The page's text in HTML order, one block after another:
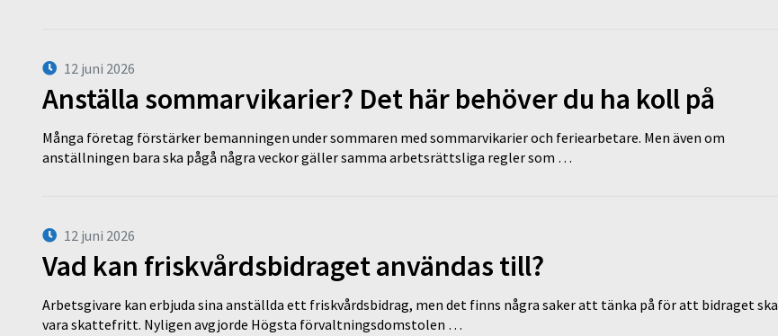
12 juni 2026
Anställa sommarvikarier? Det här behöver du ha koll på
Många företag förstärker bemanningen under sommaren med sommarvikarier och feriearbetare. Men även om
anställningen bara ska pågå några veckor gäller samma arbetsrättsliga regler som …
12 juni 2026
Vad kan friskvårdsbidraget användas till?
Arbetsgivare kan erbjuda sina anställda ett friskvårdsbidrag, men det finns några saker att tänka på för att bidraget ska
vara skattefritt. Nyligen avgjorde Högsta förvaltningsdomstolen …